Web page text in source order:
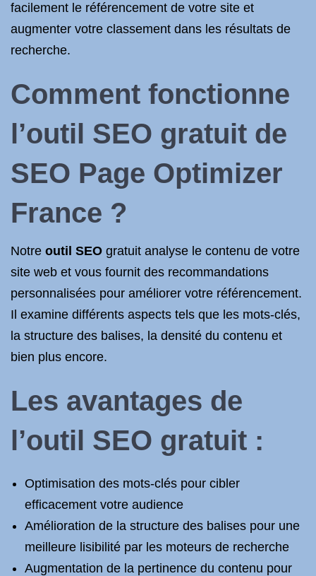
facilement le référencement de votre site et
augmenter votre classement dans les résultats de
recherche.
Comment fonctionne
l’outil SEO gratuit de
SEO Page Optimizer
France ?
Notre outil SEO gratuit analyse le contenu de votre
site web et vous fournit des recommandations
personnalisées pour améliorer votre référencement.
Il examine différents aspects tels que les mots-clés,
la structure des balises, la densité du contenu et
bien plus encore.
Les avantages de
l’outil SEO gratuit :
Optimisation des mots-clés pour cibler
efficacement votre audience
Amélioration de la structure des balises pour une
meilleure lisibilité par les moteurs de recherche
Augmentation de la pertinence du contenu pour